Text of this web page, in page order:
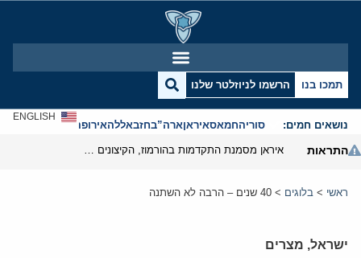
תמכו בנו הרשמו לניוזלטר שלנו
נושאים חמים: סוריהחמאסאיראןארה”בחזבאללהאירופהאנטישמיות
ENGLISH
התראות
ראשי > בלוגים > 40 שנים – הרבה לא השתנה
ישראל, מצרים